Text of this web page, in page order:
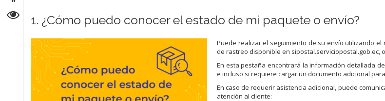
1. ¿Cómo puedo conocer el estado de mi paquete o envío?
Puede realizar el seguimiento de su envío utilizando el
de rastreo disponible en sipostal.serviciopostal.gob.ec,
En esta pestaña encontrará la información detallada
e incluso si requiere cargar un documento adicional
En caso de requerir asistencia adicional, puede
atención al cliente: